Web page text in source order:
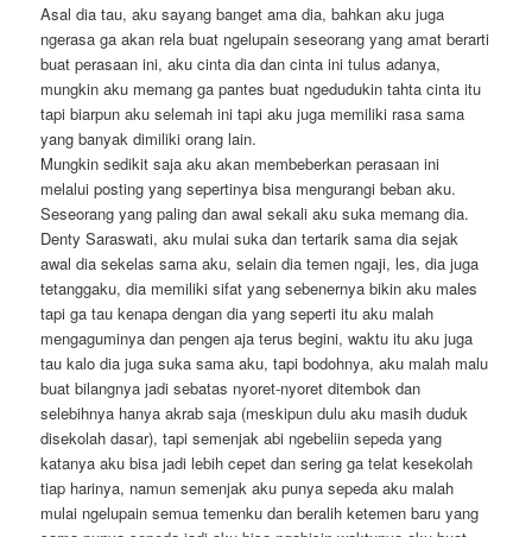
Asal dia tau, aku sayang banget ama dia, bahkan aku juga
ngerasa ga akan rela buat ngelupain seseorang yang amat berarti
buat perasaan ini, aku cinta dia dan cinta ini tulus adanya,
mungkin aku memang ga pantes buat ngedudukin tahta cinta itu
tapi biarpun aku selemah ini tapi aku juga memiliki rasa sama
yang banyak dimiliki orang lain.
Mungkin sedikit saja aku akan membeberkan perasaan ini
melalui posting yang sepertinya bisa mengurangi beban aku.
Seseorang yang paling dan awal sekali aku suka memang dia.
Denty Saraswati, aku mulai suka dan tertarik sama dia sejak
awal dia sekelas sama aku, selain dia temen ngaji, les, dia juga
tetanggaku, dia memiliki sifat yang sebenernya bikin aku males
tapi ga tau kenapa dengan dia yang seperti itu aku malah
mengaguminya dan pengen aja terus begini, waktu itu aku juga
tau kalo dia juga suka sama aku, tapi bodohnya, aku malah malu
buat bilangnya jadi sebatas nyoret-nyoret ditembok dan
selebihnya hanya akrab saja (meskipun dulu aku masih duduk
disekolah dasar), tapi semenjak abi ngebeliin sepeda yang
katanya aku bisa jadi lebih cepet dan sering ga telat kesekolah
tiap harinya, namun semenjak aku punya sepeda aku malah
mulai ngelupain semua temenku dan beralih ketemen baru yang